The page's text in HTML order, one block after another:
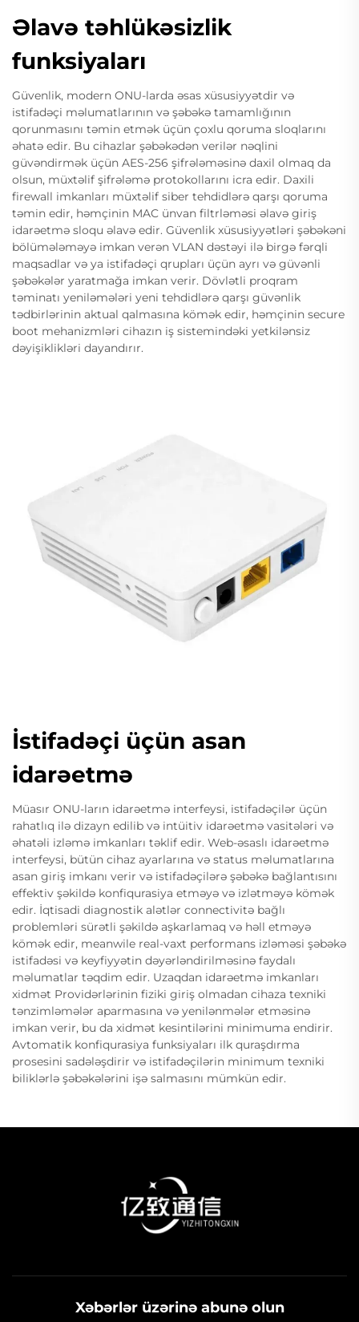
Əlavə təhlükəsizlik
funksiyaları
Güvenlik, modern ONU-larda əsas xüsusiyyətdir və
istifadəçi məlumatlarının və şəbəkə tamamlığının
qorunmasını təmin etmək üçün çoxlu qoruma sloqlarını
əhatə edir. Bu cihazlar şəbəkədən verilər nəqlini
güvəndirmək üçün AES-256 şifrələməsinə daxil olmaq da
olsun, müxtəlif şifrələmə protokollarını icra edir. Daxili
firewall imkanları müxtəlif siber tehdidlərə qarşı qoruma
təmin edir, həmçinin MAC ünvan filtrləməsi əlavə giriş
idarəetmə sloqu əlavə edir. Güvenlik xüsusiyyətləri şəbəkəni
bölümələməyə imkan verən VLAN dəstəyi ilə birgə fərqli
maqsadlar və ya istifadəçi qrupları üçün ayrı və güvənli
şəbəkələr yaratmağa imkan verir. Dövlətli proqram
təminatı yeniləmələri yeni tehdidlərə qarşı güvənlik
tədbirlərinin aktual qalmasına kömək edir, həmçinin secure
boot mehanizmləri cihazın iş sistemindəki yetkilənsiz
dəyişiklikləri dayandırır.
İstifadəçi üçün asan
idarəetmə
Müasır ONU-ların idarəetmə interfeysi, istifadəçilər üçün
rahatlıq ilə dizayn edilib və intüitiv idarəetmə vasitələri və
əhatəli izləmə imkanları təklif edir. Web-əsaslı idarəetmə
interfeysi, bütün cihaz ayarlarına və status məlumatlarına
asan giriş imkanı verir və istifadəçilərə şəbəkə bağlantısını
effektiv şəkildə konfiqurasiya etməyə və izlətməyə kömək
edir. İqtisadi diagnostik alətlər connectivitə bağlı
problemləri sürətli şəkildə aşkarlamaq və həll etməyə
kömək edir, meanwile real-vaxt performans izləməsi şəbəkə
istifadəsi və keyfiyyətin dəyərləndirilməsinə faydalı
məlumatlar təqdim edir. Uzaqdan idarəetmə imkanları
xidmət Providərlərinin fiziki giriş olmadan cihaza texniki
tənzimləmələr aparmasına və yenilənmələr etməsinə
imkan verir, bu da xidmət kesintilərini minimuma endirir.
Avtomatik konfiqurasiya funksiyaları ilk quraşdırma
prosesini sadələşdirir və istifadəçilərin minimum texniki
biliklərlə şəbəkələrini işə salmasını mümkün edir.
Xəbərlər üzərinə abunə olun